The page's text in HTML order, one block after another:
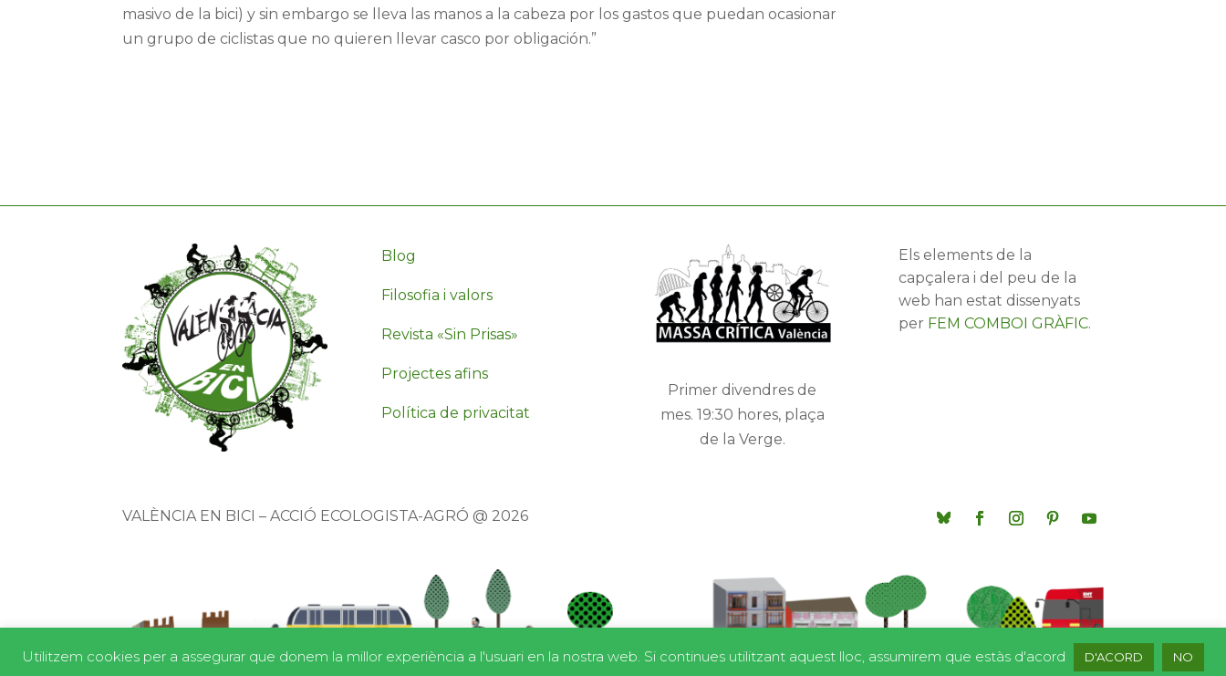
masivo de la bici) y sin embargo se lleva las manos a la cabeza por los gastos que puedan ocasionar
un grupo de ciclistas que no quieren llevar casco por obligación.”
Blog
Filosofia i valors
Revista «Sin Prisas»
Projectes afins
Política de privacitat
Primer divendres de
mes. 19:30 hores, plaça
de la Verge.
Els elements de la
capçalera i del peu de la
web han estat dissenyats
per FEM COMBOI GRÀFIC.
VALÈNCIA EN BICI – ACCIÓ ECOLOGISTA-AGRÓ @ 2026
Utilitzem cookies per a assegurar que donem la millor experiència a l'usuari en la nostra web. Si continues utilitzant aquest lloc, assumirem que estàs d'acord D'ACORD NO